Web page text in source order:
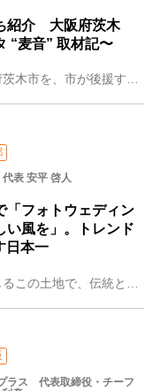
紹介 大阪府茨木
“麦音” 取材記〜
表 安平 啓人
「フォトウェディン
い風を」。トレンド
日本一
ラス 代表取締役・チーフ